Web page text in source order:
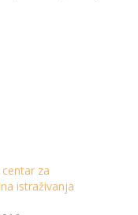
za
istraživanja